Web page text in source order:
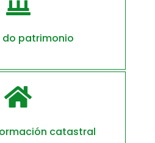
do patrimonio

catastral